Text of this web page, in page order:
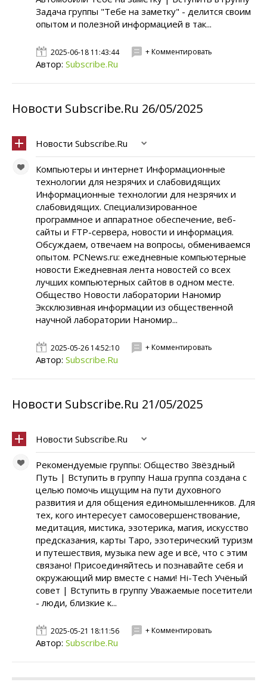
Задача группы "Тебе на заметку" - делится своим
опытом и полезной информацией в так...
2025-06-18 11:43:44 + Комментировать
Автор: Subscribe.Ru
Новости Subscribe.Ru 26/05/2025
Новости Subscribe.Ru
Компьютеры и интернет Информационные
технологии для незрячих и слабовидящих
Информационные технологии для незрячих и
слабовидящих. Специализированное
программное и аппаратное обеспечение, веб-
сайты и FTP-сервера, новости и информация.
Обсуждаем, отвечаем на вопросы, обмениваемся
опытом. PCNews.ru: ежедневные компьютерные
новости Ежедневная лента новостей со всех
лучших компьютерных сайтов в одном месте.
Общество Новости лаборатории Наномир
Эксклюзивная информации из общественной
научной лаборатории Наномир...
2025-05-26 14:52:10 + Комментировать
Автор: Subscribe.Ru
Новости Subscribe.Ru 21/05/2025
Новости Subscribe.Ru
Рекомендуемые группы: Общество Звёздный
Путь | Вступить в группу Наша группа создана с
целью помочь ищущим на пути духовного
развития и для общения единомышленников. Для
тех, кого интересует самосовершенствование,
медитация, мистика, эзотерика, магия, искусство
предсказания, карты Таро, эзотерический туризм
и путешествия, музыка new age и всё, что с этим
связано! Присоединяйтесь и познавайте себя и
окружающий мир вместе с нами! Hi-Tech Учёный
совет | Вступить в группу Уважаемые посетители
- люди, близкие к...
2025-05-21 18:11:56 + Комментировать
Автор: Subscribe.Ru